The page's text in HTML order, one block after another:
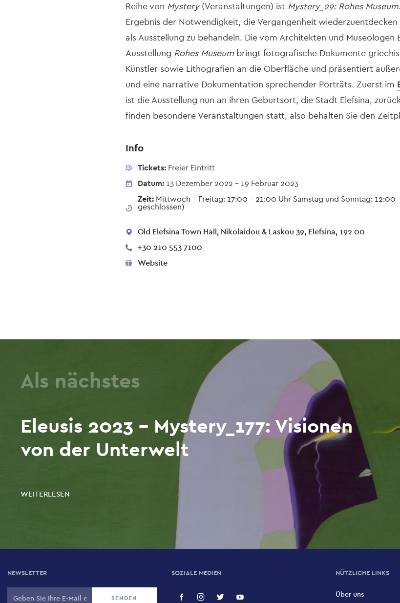
Reihe von Mystery(Veranstaltungen) ist Μystery_29: Rohes Museum
Ergebnis der Notwendigkeit, die Vergangenheit
als Ausstellung zu behandeln. Die vom Architekten und
Ausstellung Rohes Museumbringt fotografische Dokumente
Künstler sowie Lithografien an die Oberfläche und präsentiert
und eine narrative Dokumentation sprechender Porträts. Zuerst im
ist die Ausstellung nun an ihren Geburtsort, die Stadt Elefsina,
finden besondere Veranstaltungen statt, also behalten Sie den
Info
Tickets: Freier Eintritt
Datum: 13 Dezember 2022 - 19 Februar 2023
Zeit:Mittwoch – Freitag: 17:00 - 21:00 Uhr Samstag und Sonntag: 12:00
geschlossen)
Old Elefsina Town Hall, Nikolaidou & Laskou 39, Elefsina, 192 00
+30 210 553 7100
Website
Als nächstes
Eleusis 2023 - Mystery_177: Visionen
von der Unterwelt
WEITERLESEN
NEWSLETTER SOZIALE MEDIEN NÜTZLICHE LINKS
Über uns